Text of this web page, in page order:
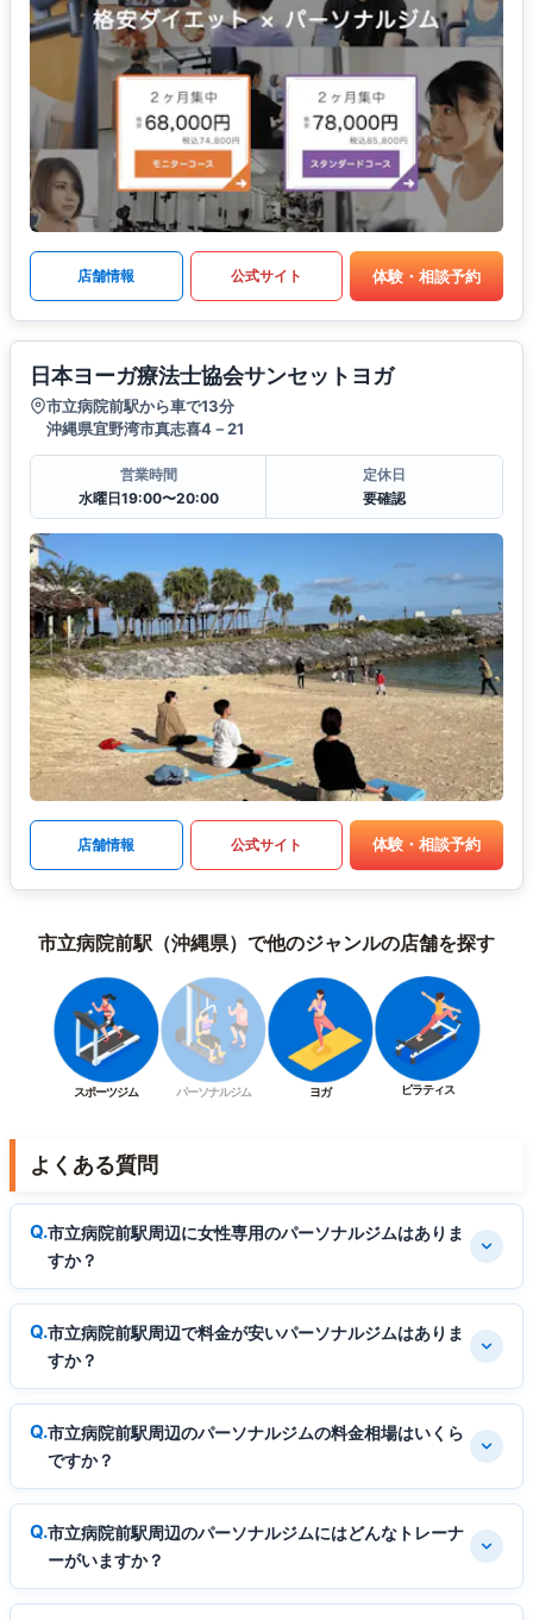
店舗情報 公式サイト 体験・相談予約
日本ヨーガ療法士協会サンセットヨガ
市立病院前駅から車で13分
沖縄県宜野湾市真志喜4－21
営業時間
水曜日19:00〜20:00
定休日
要確認
店舗情報 公式サイト 体験・相談予約
市立病院前駅（沖縄県）で他のジャンルの店舗を探す
スポーツジム パーソナルジム ヨガ ピラティス
よくある質問
市立病院前駅周辺に女性専用のパーソナルジムはありま
すか？
市立病院前駅周辺で料金が安いパーソナルジムはありま
すか？
市立病院前駅周辺のパーソナルジムの料金相場はいくら
ですか？
市立病院前駅周辺のパーソナルジムにはどんなトレーナ
ーがいますか？